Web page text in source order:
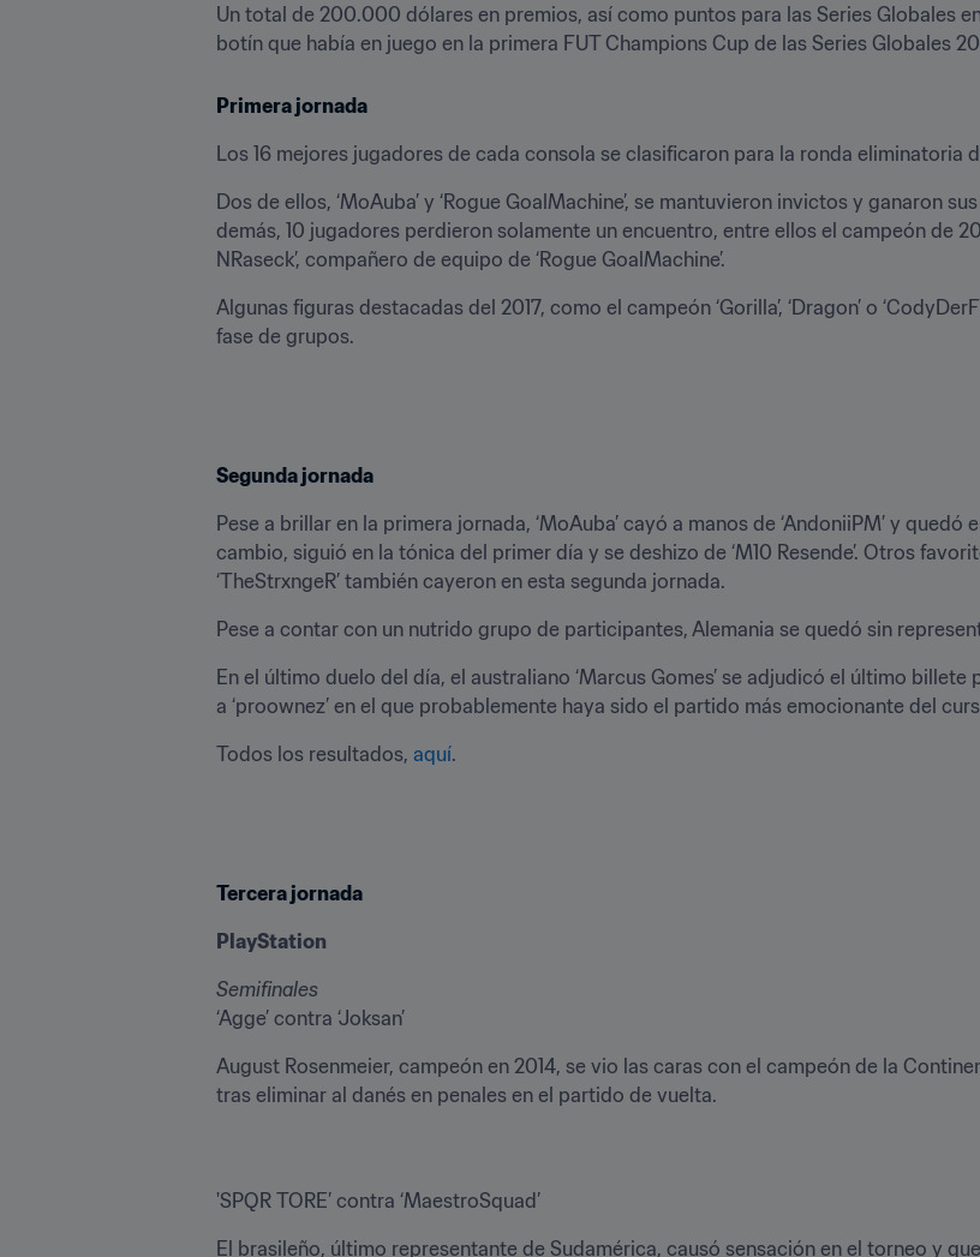
Un total de 200.000 dólares en premios, así como puntos para las Series Globales
botín que había en juego en la primera FUT Champions Cup de las Series Globales
Primera jornada
Los 16 mejores jugadores de cada consola se clasificaron para la ronda eliminatoria
Dos de ellos, ‘MoAuba’ y ‘Rogue GoalMachine’, se mantuvieron invictos y ganaron
demás, 10 jugadores perdieron solamente un encuentro, entre ellos el campeón de
NRaseck’, compañero de equipo de ‘Rogue GoalMachine’.
Algunas figuras destacadas del 2017, como el campeón ‘Gorilla’, ‘Dragon’ o
fase de grupos.
Segunda jornada
Pese a brillar en la primera jornada, ‘MoAuba’ cayó a manos de ‘AndoniiPM’ y quedó
cambio, siguió en la tónica del primer día y se deshizo de ‘M10 Resende’. Otros
‘TheStrxngeR’ también cayeron en esta segunda jornada.
Pese a contar con un nutrido grupo de participantes, Alemania se quedó sin
En el último duelo del día, el australiano ‘Marcus Gomes’ se adjudicó el último
a ‘proownez’ en el que probablemente haya sido el partido más emocionante del
Todos los resultados, aquí.
Tercera jornada
PlayStation
Semifinales
‘Agge’ contra ‘Joksan’
August Rosenmeier, campeón en 2014, se vio las caras con el campeón de la
tras eliminar al danés en penales en el partido de vuelta.
'SPQR TORE’ contra ‘MaestroSquad’
El brasileño, último representante de Sudamérica, causó sensación en el torneo y